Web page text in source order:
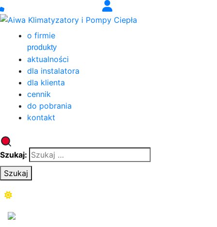
o firmie
produkty
aktualności
dla instalatora
dla klienta
cennik
do pobrania
kontakt
Szukaj:
Szukaj